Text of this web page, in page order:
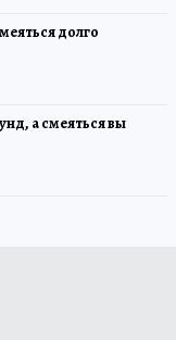
долго
а смеяться вы